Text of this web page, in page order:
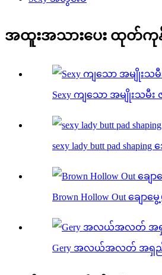
အထူးအသားပေး ထုတ်ကုန်
Sexy ကျသော အမျိုးသမီး
sexy lady butt pad
Brown Hollow Out ချ
Gery အလယ်အလတ် အရှည်